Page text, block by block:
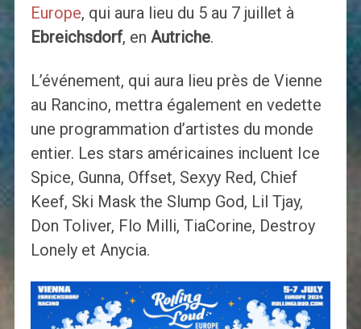
Europe, qui aura lieu du 5 au 7 juillet à
Ebreichsdorf, en Autriche.
L’événement, qui aura lieu près de Vienne
au Rancino, mettra également en vedette
une programmation d’artistes du monde
entier. Les stars américaines incluent Ice
Spice, Gunna, Offset, Sexyy Red, Chief
Keef, Ski Mask the Slump God, Lil Tjay,
Don Toliver, Flo Milli, TiaCorine, Destroy
Lonely et Anycia.